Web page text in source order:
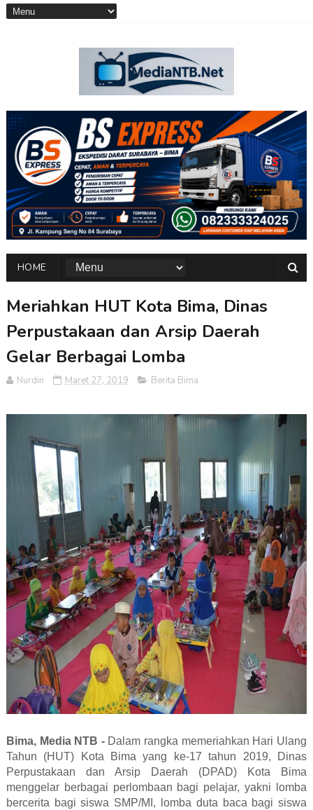
HOME
Meriahkan HUT Kota Bima, Dinas
Perpustakaan dan Arsip Daerah
Gelar Berbagai Lomba
Nurdin Maret 27, 2019 Berita Bima
Bima, Media NTB -Dalam rangka memeriahkan Hari Ulang
Tahun (HUT) Kota Bima yang ke-17 tahun 2019, Dinas
Perpustakaan dan Arsip Daerah (DPAD) Kota Bima
menggelar berbagai perlombaan bagi pelajar, yakni lomba
bercerita bagi siswa SMP/MI, lomba duta baca bagi siswa